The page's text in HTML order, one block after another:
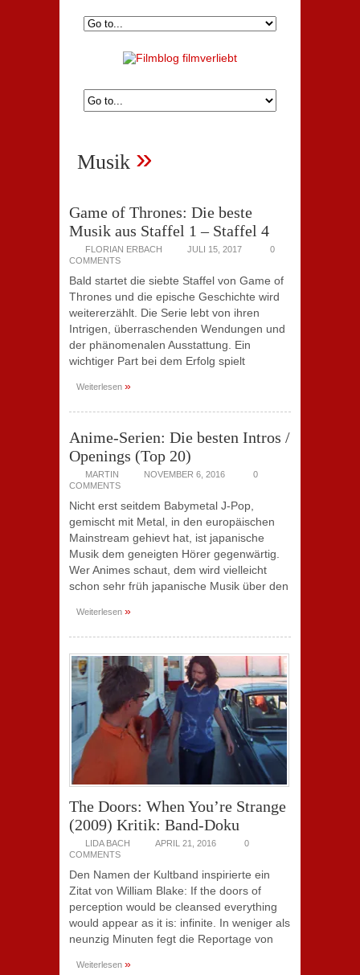
Musik »
Game of Thrones: Die beste
Musik aus Staffel 1 – Staffel 4
FLORIAN ERBACH JULI 15, 2017
0
COMMENTS
Bald startet die siebte Staffel von Game of
Thrones und die epische Geschichte wird
weitererzählt. Die Serie lebt von ihren
Intrigen, überraschenden Wendungen und
der phänomenalen Ausstattung. Ein
wichtiger Part bei dem Erfolg spielt
Weiterlesen »
Anime-Serien: Die besten Intros /
Openings (Top 20)
MARTIN NOVEMBER 6, 2016
0
COMMENTS
Nicht erst seitdem Babymetal J-Pop,
gemischt mit Metal, in den europäischen
Mainstream gehievt hat, ist japanische
Musik dem geneigten Hörer gegenwärtig.
Wer Animes schaut, dem wird vielleicht
schon sehr früh japanische Musik über den
Weiterlesen »
The Doors: When You’re Strange
(2009) Kritik: Band-Doku
LIDA BACH APRIL 21, 2016
0
COMMENTS
Den Namen der Kultband inspirierte ein
Zitat von William Blake: If the doors of
perception would be cleansed everything
would appear as it is: infinite. In weniger als
neunzig Minuten fegt die Reportage von
Weiterlesen »